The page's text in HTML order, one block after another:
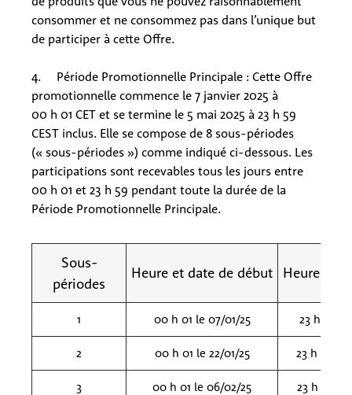
consommer et ne consommez pas dans l’unique but
de participer à cette Offre.
4. Période Promotionnelle Principale : Cette Offre
promotionnelle commence le 7 janvier 2025 à
00 h 01 CET et se termine le 5 mai 2025 à 23 h 59
CEST inclus. Elle se compose de 8 sous-périodes
(« sous-périodes ») comme indiqué ci-dessous. Les
participations sont recevables tous les jours entre
00 h 01 et 23 h 59 pendant toute la durée de la
Période Promotionnelle Principale.
Sous-
périodes
Heure et date de début Heure et
1 00 h 01 le 07/01/25 23 h 59 le
2 00 h 01 le 22/01/25 23 h 59 le
3 00 h 01 le 06/02/25 23 h 59 le